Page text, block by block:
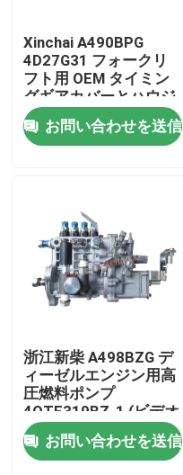
家へ
ビデオ
わたしたち に つい て
工場 ツアー
品質管理
連絡 ください
Xinchai A490BPG
4D27G31 フォークリ
フト用 OEM タイミン
グギアカバーとハウジ
ング 490BPG-16001
490BPG-16003
お問い合わせを送信
浙江新柴 A498BZG デ
ィーゼルエンジン用高
圧燃料ポンプ
4QTF319BZ-1 (ビデオ
による出荷前検査付
き) お問い合わせを送信